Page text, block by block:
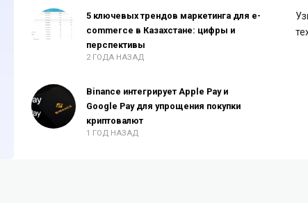
5 ключевых трендов маркетинга для e-
commerce в Казахстане: цифры и
перспективы
2 ГОДА НАЗАД
Binance интегрирует Apple Pay и
Google Pay для упрощения покупки
криптовалют
1 ГОД НАЗАД